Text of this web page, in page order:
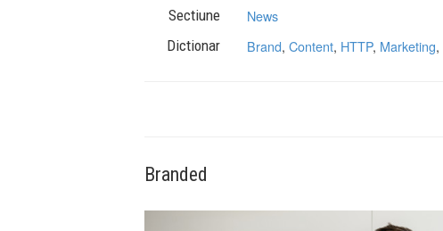
Sectiune News
Dictionar Brand, Content, HTTP, Marketing,
Branded